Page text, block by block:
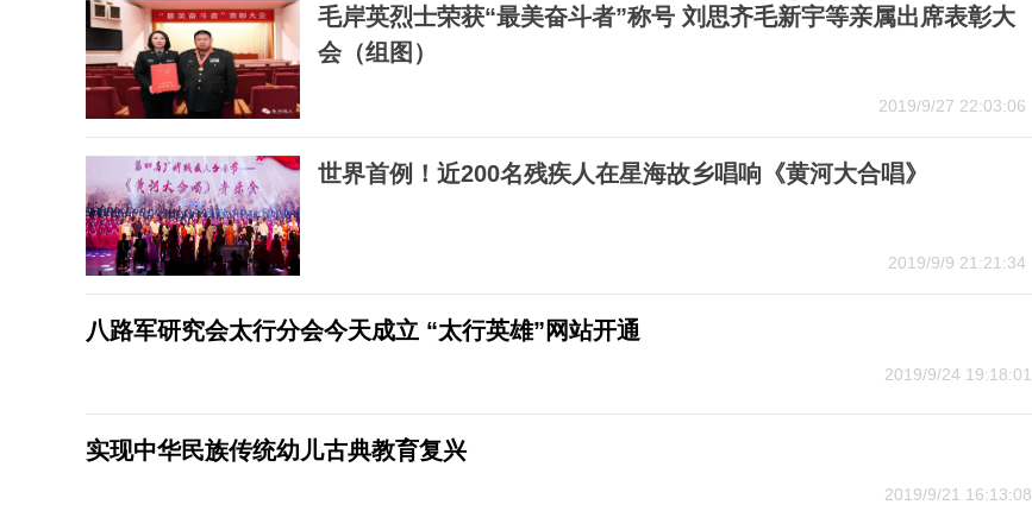
毛岸英烈士荣获“最美奋斗者”称号 刘思齐毛新宇等亲属出席表彰大
会（组图）
2019/9/27 22:03:06
世界首例！近200名残疾人在星海故乡唱响《黄河大合唱》
2019/9/9 21:21:34
八路军研究会太行分会今天成立 “太行英雄”网站开通
2019/9/24 19:18:01
实现中华民族传统幼儿古典教育复兴
2019/9/21 16:13:08